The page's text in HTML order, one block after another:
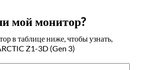
мой монитор?
в таблице ниже, чтобы узнать,
Z1-3D (Gen 3)